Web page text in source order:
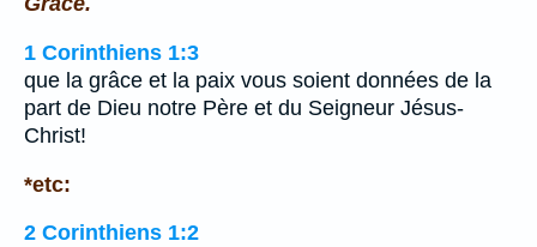
1 Corinthiens 1:3
que la grâce et la paix vous soient données de la
part de Dieu notre Père et du Seigneur Jésus-
Christ!
*etc:
2 Corinthiens 1:2